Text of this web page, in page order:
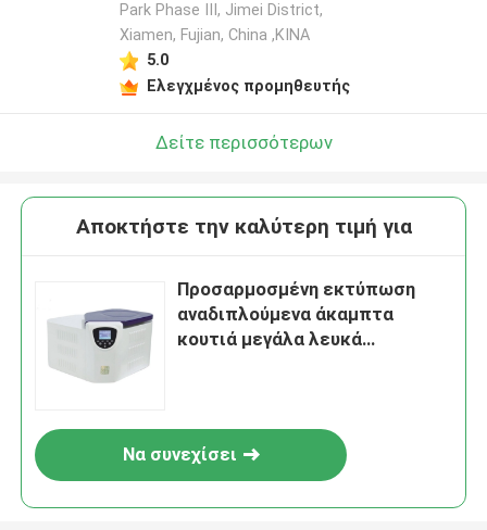
Park Phase III, Jimei District,
Xiamen, Fujian, China ,ΚΙΝΑ
5.0
Ελεγχμένος προμηθευτής
Δείτε περισσότερων
Αποκτήστε την καλύτερη τιμή για
Προσαρμοσμένη εκτύπωση
αναδιπλούμενα άκαμπτα
κουτιά μεγάλα λευκά
Να συνεχίσει